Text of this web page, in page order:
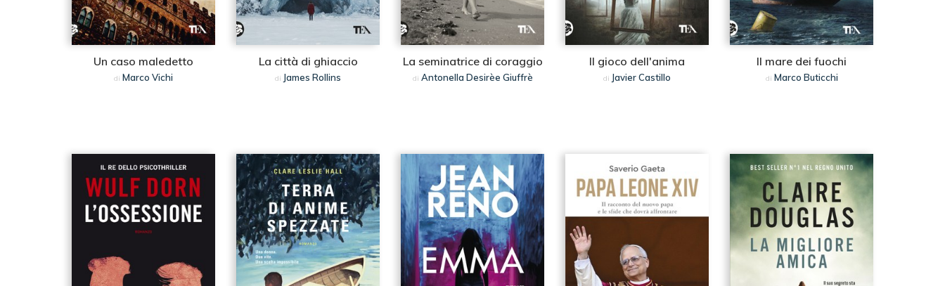
Un caso maledetto
di Marco Vichi
La città di ghiaccio
di James Rollins
La seminatrice di coraggio
di Antonella Desirèe Giuffrè
Il gioco dell'anima
di Javier Castillo
Il mare dei fuochi
di Marco Buticchi